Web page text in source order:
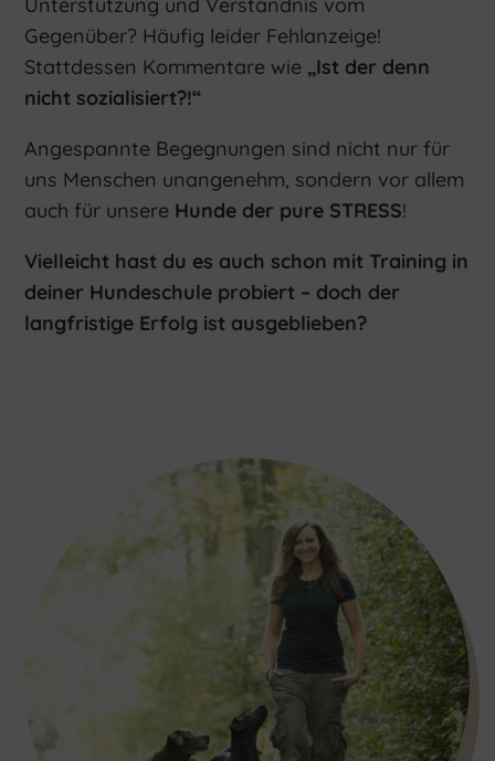
Unterstützung und Verständnis vom
Gegenüber? Häufig leider Fehlanzeige!
Stattdessen Kommentare wie „Ist der denn
nicht sozialisiert?!“
Angespannte Begegnungen sind nicht nur für
uns Menschen unangenehm, sondern vor allem
auch für unsere Hunde der pure STRESS!
Vielleicht hast du es auch schon mit Training in
deiner Hundeschule probiert – doch der
langfristige Erfolg ist ausgeblieben?